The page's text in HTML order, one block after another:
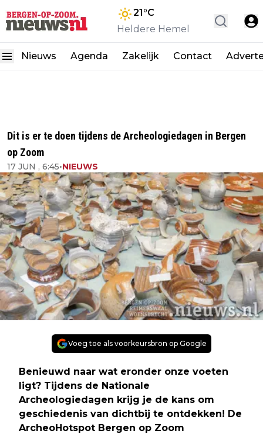
21°C
Heldere Hemel
Nieuws Agenda Zakelijk Contact
Dit is er te doen tijdens de Archeologiedagen in Bergen
op Zoom
17 JUN , 6:45•NIEUWS
Voeg toe als voorkeursbron op Google
Benieuwd naar wat eronder onze voeten
ligt? Tijdens de Nationale
Archeologiedagen krijg je de kans om
geschiedenis van dichtbij te ontdekken! De
ArcheoHotspot Bergen op Zoom